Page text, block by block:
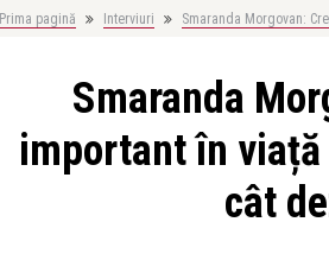
Prima pagină Interviuri Smaranda Morgovan:
Smaranda
important în
cât